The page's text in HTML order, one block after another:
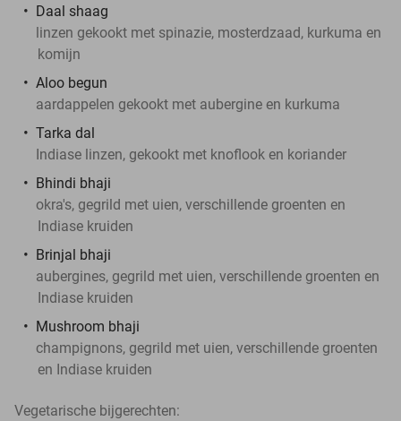
Daal shaag
linzen gekookt met spinazie, mosterdzaad, kurkuma en
komijn
Aloo begun
aardappelen gekookt met aubergine en kurkuma
Tarka dal
Indiase linzen, gekookt met knoflook en koriander
Bhindi bhaji
okra's, gegrild met uien, verschillende groenten en
Indiase kruiden
Brinjal bhaji
aubergines, gegrild met uien, verschillende groenten en
Indiase kruiden
Mushroom bhaji
champignons, gegrild met uien, verschillende groenten
en Indiase kruiden
Vegetarische bijgerechten: